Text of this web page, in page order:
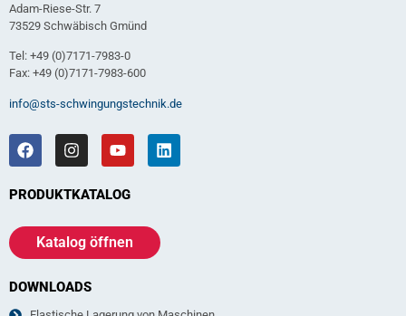
Adam-Riese-Str. 7
73529 Schwäbisch Gmünd
Tel: +49 (0)7171-7983-0
Fax: +49 (0)7171-7983-600
info@sts-schwingungstechnik.de
PRODUKTKATALOG
Katalog öffnen
DOWNLOADS